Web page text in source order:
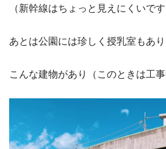
（新幹線はちょっと見えにくいです
あとは公園には珍しく授乳室もあり
こんな建物があり（このときは工事